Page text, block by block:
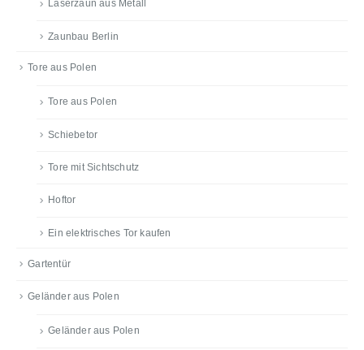
Laserzaun aus Metall
Zaunbau Berlin
Tore aus Polen
Tore aus Polen
Schiebetor
Tore mit Sichtschutz
Hoftor
Ein elektrisches Tor kaufen
Gartentür
Geländer aus Polen
Geländer aus Polen